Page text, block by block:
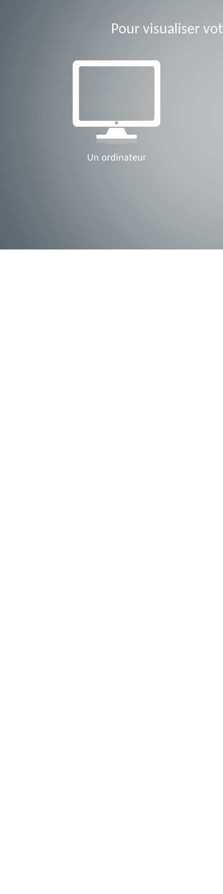
Pour visualiser
Un ordinateur